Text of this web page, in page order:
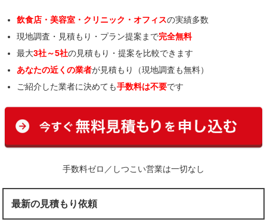
飲食店・美容室・クリニック・オフィスの実績多数
現地調査・見積もり・プラン提案まで完全無料
最大3社～5社の見積もり・提案を比較できます
あなたの近くの業者が見積もり（現地調査も無料）
ご紹介した業者に決めても手数料は不要です
手数料ゼロ／しつこい営業は一切なし
最新の見積もり依頼